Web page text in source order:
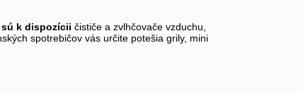
k dispozícii čističe a zvlhčovače vzduchu,
spotrebičov vás určite potešia grily, mini